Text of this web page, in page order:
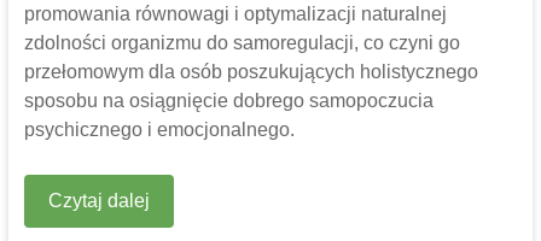
promowania równowagi i optymalizacji naturalnej
zdolności organizmu do samoregulacji, co czyni go
przełomowym dla osób poszukujących holistycznego
sposobu na osiągnięcie dobrego samopoczucia
psychicznego i emocjonalnego.
Czytaj dalej